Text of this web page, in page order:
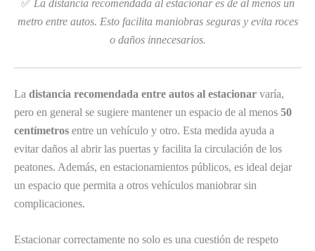
✅ La distancia recomendada al estacionar es de al menos un
metro entre autos. Esto facilita maniobras seguras y evita roces
o daños innecesarios.
La distancia recomendada entre autos al estacionar varía,
pero en general se sugiere mantener un espacio de al menos 50
centímetros entre un vehículo y otro. Esta medida ayuda a
evitar daños al abrir las puertas y facilita la circulación de los
peatones. Además, en estacionamientos públicos, es ideal dejar
un espacio que permita a otros vehículos maniobrar sin
complicaciones.
Estacionar correctamente no solo es una cuestión de respeto